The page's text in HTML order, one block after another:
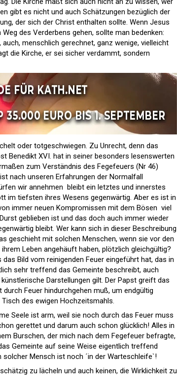
gibt es nicht und auch Schätzungen bezüglich der
der sich der Christ enthalten sollte. Wenn Jesus
Weg des Verderbens gehen, sollte man bedenken:
auch, menschlich gerechnet, ganz wenige, vielleicht
die Kirche, er sei sicher verdammt, sondern
oder totgeschwiegen. Zu Unrecht, denn das
Benedikt XVI. hat in seiner besonders lesenswerten
zum Verständnis des Fegefeuers (Nr 46)
nach unseren Erfahrungen der Normalfall
wir annehmen  bleibt ein letztes und innerstes
im tiefsten ihres Wesens gegenwärtig. Aber es ist in
immer neuen Kompromissen mit dem Bösen  viel
geblieben ist und das doch auch immer wieder
bleibt. Wer kann sich in dieser Beschreibung
geschieht mit solchen Menschen, wenn sie vor den
Leben angehäuft haben, plötzlich gleichgültig?
Bild vom reinigenden Feuer eingeführt hat, das in
sehr treffend das Gemeinte beschreibt, auch
Darstellungen gilt. Der Papst greift das
durch Feuer hindurchgehen muß, um endgültig
des ewigen Hochzeitsmahls.
Seele ist arm, weil sie noch durch das Feuer muss
gerettet und darum auch schon glücklich! Alles in
Burschen, der mich nach dem Fegefeuer befragte,
Gemeinte auf seine Weise eigentlich treffend
solcher Mensch ist noch ´in der Warteschleife`!
zu lächeln und auch keinen, die Wirklichkeit zu